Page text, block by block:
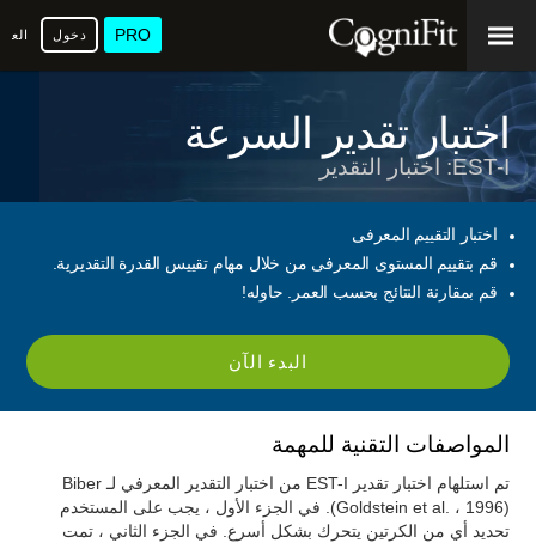
PRO دخول
اختبار تقدير السرعة
EST-I: اختبار التقدير
اختبار التقييم المعرفى
قم بتقييم المستوى المعرفى من خلال مهام تقييس القدرة التقديرية.
قم بمقارنة النتائج بحسب العمر. حاوله!
البدء الآن
المواصفات التقنية للمهمة
تم استلهام اختبار تقدير EST-I من اختبار التقدير المعرفي لـ Biber
(Goldstein et al. ، 1996). في الجزء الأول ، يجب على المستخدم
تحديد أي من الكرتين يتحرك بشكل أسرع. في الجزء الثاني ، تمت